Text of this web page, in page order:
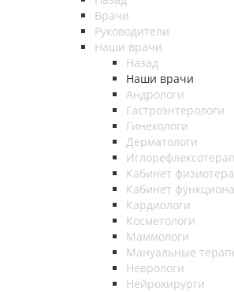
Врачи
Руководители
Наши врачи
Назад
Наши врачи
Андрологи
Гастроэнтерологи
Гинекологи
Дерматологи
Кабинет
Кабинет
Кардиологи
Косметологи
Маммологи
Мануальные
Неврологи
Нейрохирурги